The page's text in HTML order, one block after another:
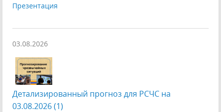
Презентация
03.08.2026
Детализированный прогноз для РСЧС на
03.08.2026 (1)